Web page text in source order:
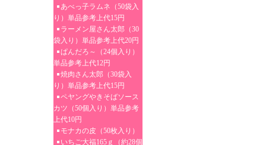
あべっ子ラムネ（50袋入
り）単品参考上代15円
ラーメン屋さん太郎（30
袋入り）単品参考上代20円
ぱんだろ～（24個入り）
単品参考上代12円
焼肉さん太郎（30袋入
り）単品参考上代15円
ペヤングやきそばソース
カツ（50個入り）単品参考
上代10円
モナカの皮（50枚入り）
いちご大福165ｇ（約28個